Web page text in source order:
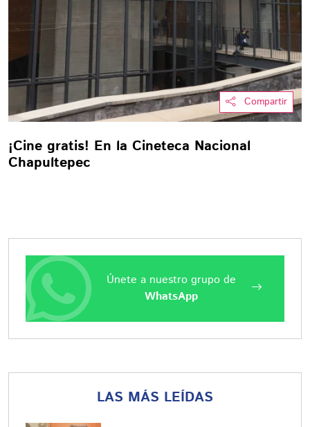
Compartir
¡Cine gratis! En la Cineteca Nacional
Chapultepec
Únete a nuestro grupo de
WhatsApp
LAS MÁS LEÍDAS